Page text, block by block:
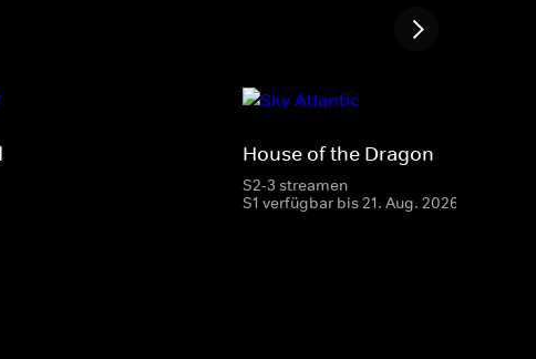
House of the Dragon
S2-3 streamen
S1 verfügbar bis 21. Aug. 2026